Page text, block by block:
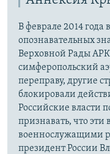
В феврале 2014
опознавательных
Верховной Рады
симферопольский
переправу, другие
блокировали
Российские власти
признавать, что
военнослужащими
президент России